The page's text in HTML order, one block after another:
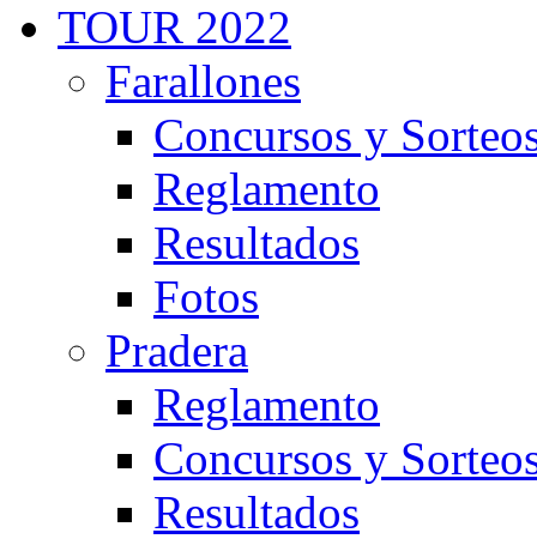
TOUR 2022
Farallones
Concursos y
Reglamento
Resultados
Fotos
Pradera
Reglamento
Concursos y
Resultados